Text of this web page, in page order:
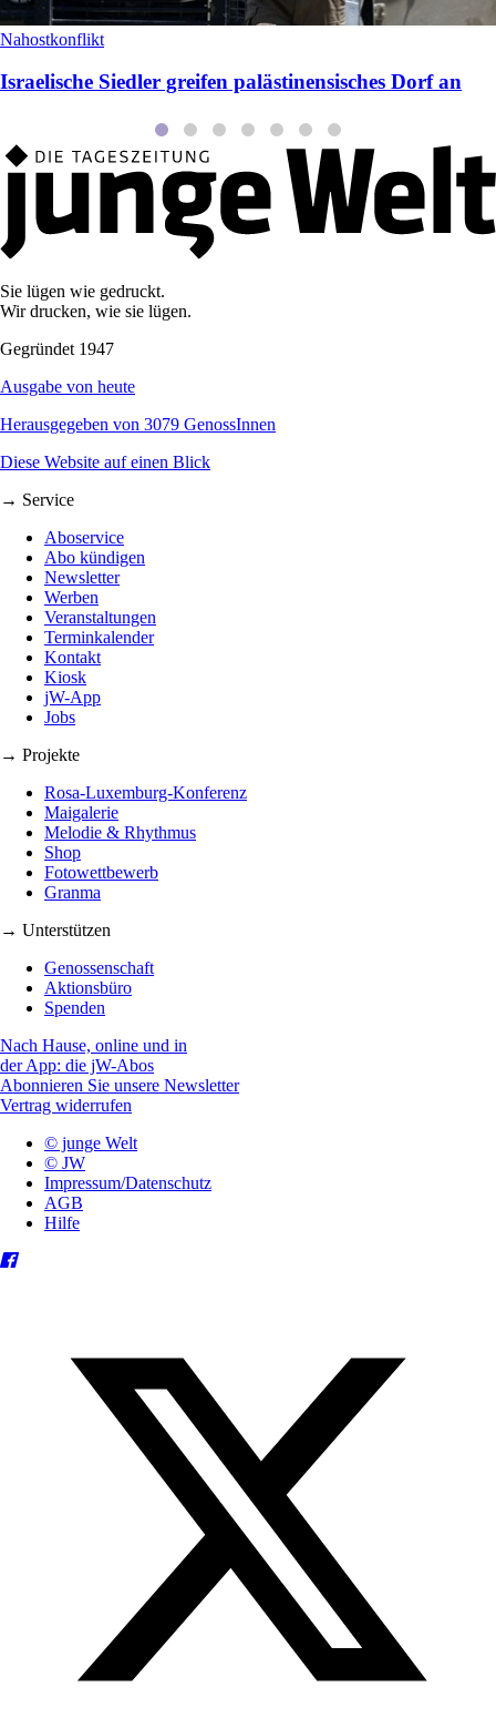
Nahostkonflikt
Israelische Siedler greifen palästinensisches Dorf an
Sie lügen wie gedruckt.
Wir drucken, wie sie lügen.
Gegründet 1947
Ausgabe von heute
Herausgegeben von 3079 GenossInnen
Diese Website auf einen Blick
→ Service
Aboservice
Abo kündigen
Newsletter
Werben
Veranstaltungen
Terminkalender
Kontakt
Kiosk
jW-App
Jobs
→ Projekte
Rosa-Luxemburg-Konferenz
Maigalerie
Melodie & Rhythmus
Shop
Fotowettbewerb
Granma
→ Unterstützen
Genossenschaft
Aktionsbüro
Spenden
Nach Hause, online und in
der App: die jW-Abos
Abonnieren Sie unsere Newsletter
Vertrag widerrufen
© junge Welt
© JW
Impressum/Datenschutz
AGB
Hilfe